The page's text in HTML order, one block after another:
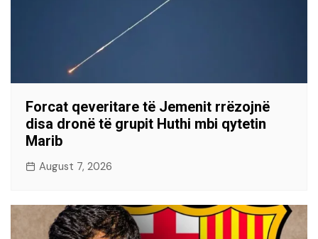
Forcat qeveritare të Jemenit rrëzojnë
disa dronë të grupit Huthi mbi qytetin
Marib
August 7, 2026